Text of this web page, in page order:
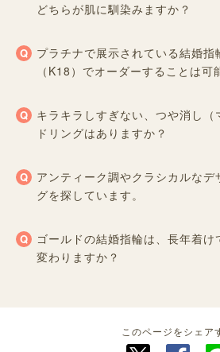
どちらが肌に馴染みますか？
プラチナで展示されている結婚指
（K18）でオーダーすることは可
キラキラしすぎない、つや消し
ドリングはありますか？
アンティーク調やクラシカルなデ
グを探しています。
ゴールドの結婚指輪は、長年着け
変わりますか？
このページをシェア